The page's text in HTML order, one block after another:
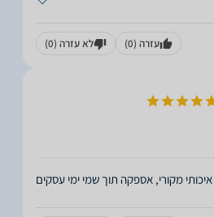
עזרה (0) לא עזרה (0)
מקורי, אספקה תוך שמי ימי עסקים